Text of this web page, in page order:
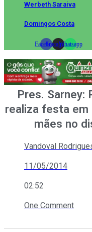
Werbeth Saraiva
Domingos Costa
FacebookInstagramWhatsapp
Pres. Sarney:
realiza festa em
mães no
Vandoval
11/05/2014
02:52
One Comment